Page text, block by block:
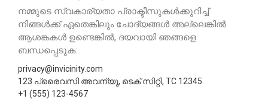
നമ്മുടെ സ്വകാര്യതാ പ്രാക്ടീസുകൾക്കുറിച്ച്
നിങ്ങൾക്ക് ഏതെങ്കിലും ചോദ്യങ്ങൾ അല്ലെങ്കിൽ
ആശങ്കകൾ ഉണ്ടെങ്കിൽ, ദയവായി ഞങ്ങളെ
ബന്ധപ്പെടുക:
privacy@invicinity.com
123 പ്രൈവസി അവന്യു, ടെക് സിറ്റി, TC 12345
+1 (555) 123-4567